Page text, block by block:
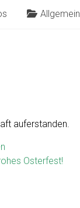
Allgemein
auferstanden.
Osterfest!